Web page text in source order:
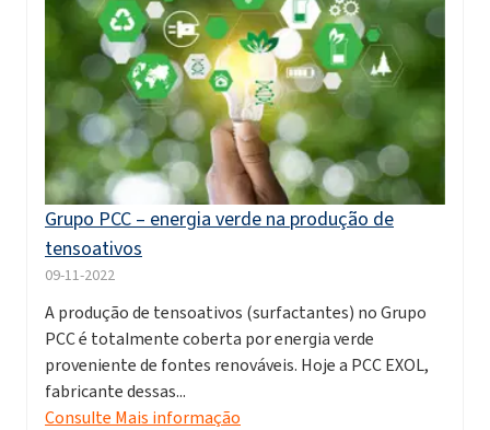
Grupo PCC – energia verde na produção de
tensoativos
09-11-2022
A produção de tensoativos (surfactantes) no Grupo
PCC é totalmente coberta por energia verde
proveniente de fontes renováveis. Hoje a PCC EXOL,
fabricante dessas...
Consulte Mais informação